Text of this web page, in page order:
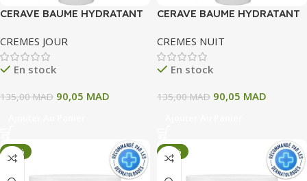
CERAVE BAUME HYDRATANT
CREMES JOUR
En stock
135,00MAD 90,05 MAD
CERAVE BAUME HYDRATANT
CREMES NUIT
En stock
135,00MAD 90,05 MAD
-33% -33%